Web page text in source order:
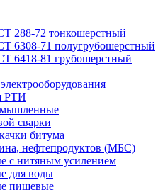
288-72 тонкошерстный
6308-71 полугрубошерстный
6418-81 грубошерстный
РТИ
сварки
битума
нефтепродуктов (МБС)
с нитяным усилением
для воды
пищевые